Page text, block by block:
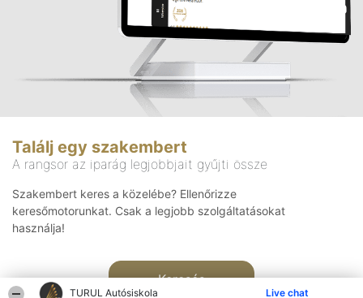
TURUL Autósiskola Live chat
Találj egy szakembert
A rangsor az iparág legjobbjait gyűjti össze
Szakembert keres a közelébe? Ellenőrizze
keresőmotorunkat. Csak a legjobb szolgáltatásokat
használja!
Keresés